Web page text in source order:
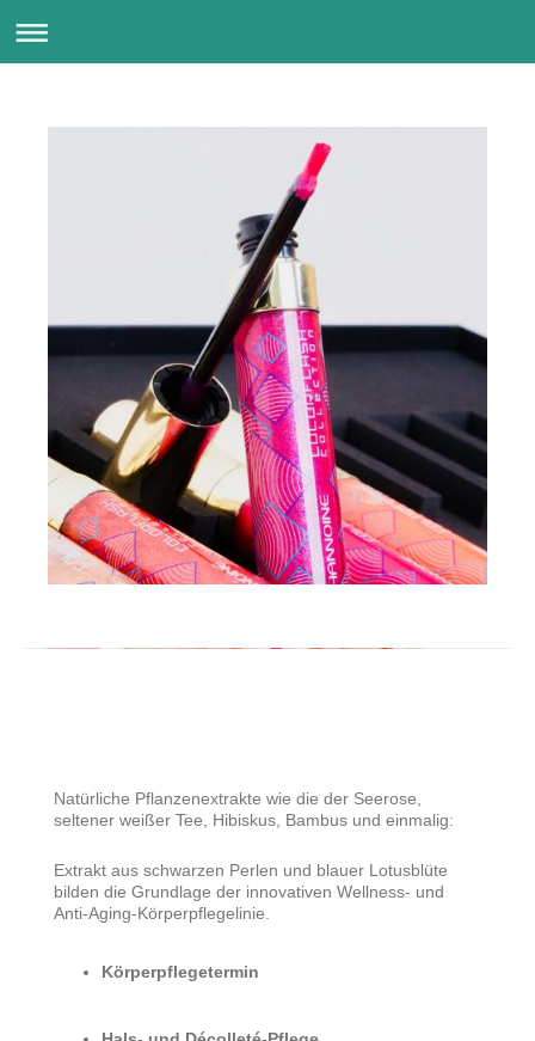
Natürliche Pflanzenextrakte wie die der Seerose,
seltener weißer Tee, Hibiskus, Bambus und einmalig:
Extrakt aus schwarzen Perlen und blauer Lotusblüte
bilden die Grundlage der innovativen Wellness- und
Anti-Aging-Körperpflegelinie.
Körperpflegetermin